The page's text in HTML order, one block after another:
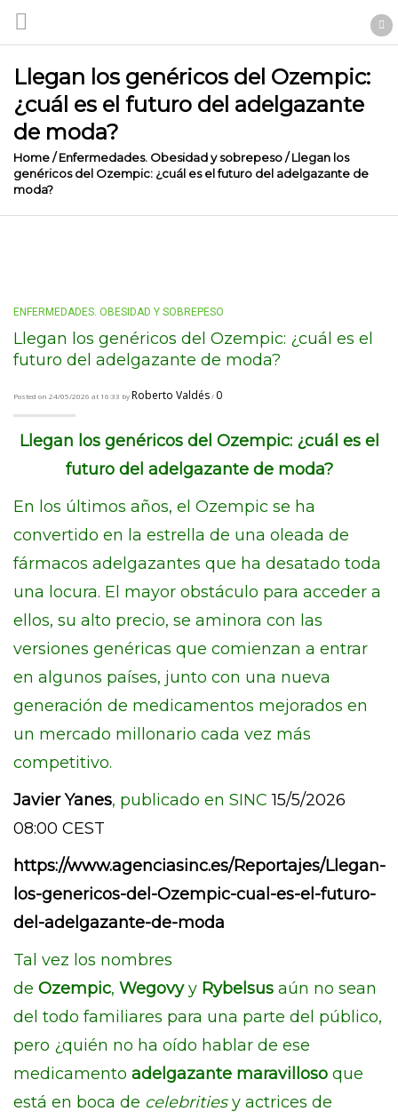
Llegan los genéricos del Ozempic:
¿cuál es el futuro del adelgazante
de moda?
Home/ Enfermedades. Obesidad y sobrepeso/ Llegan los
genéricos del Ozempic: ¿cuál es el futuro del adelgazante de
moda?
ENFERMEDADES. OBESIDAD Y SOBREPESO
Llegan los genéricos del Ozempic: ¿cuál es el
futuro del adelgazante de moda?
Posted on 24/05/2026 at 16:33 byRoberto Valdés/ 0
Llegan los genéricos del Ozempic: ¿cuál es el
futuro del adelgazante de moda?
En los últimos años, el Ozempic se ha
convertido en la estrella de una oleada de
fármacos adelgazantes que ha desatado toda
una locura. El mayor obstáculo para acceder a
ellos, su alto precio, se aminora con las
versiones genéricas que comienzan a entrar
en algunos países, junto con una nueva
generación de medicamentos mejorados en
un mercado millonario cada vez más
competitivo.
Javier Yanes, publicado en SINC15/5/2026
08:00 CEST
https://www.agenciasinc.es/Reportajes/Llegan-
los-genericos-del-Ozempic-cual-es-el-futuro-
del-adelgazante-de-moda
Tal vez los nombres
de Ozempic, Wegovyy Rybelsus aún no sean
del todo familiares para una parte del público,
pero ¿quién no ha oído hablar de ese
medicamento adelgazante maravilloso que
está en boca de celebritiesy actrices de